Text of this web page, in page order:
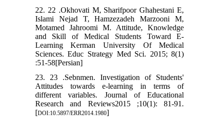
22. 22 .Okhovati M, Sharifpoor Ghahestani E,
Islami Nejad T, Hamzezadeh Marzooni M,
Motamed Jahroomi M. Attitude, Knowledge
and Skill of Medical Students Toward E-
Learning Kerman University Of Medical
Sciences. Educ Strategy Med Sci. 2015; 8(1)
:51-58[Persian]
23. 23 .Sebnmen. Investigation of Students'
Attitudes towards e-learning in terms of
different variables. Journal of Educational
Research and Reviews2015 ;10(1): 81-91.
[DOI:10.5897/ERR2014.1980]